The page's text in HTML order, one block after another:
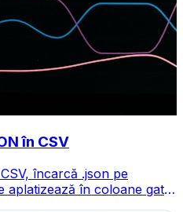
în CSV
încarcă .json pe
aplatizează în coloane gata